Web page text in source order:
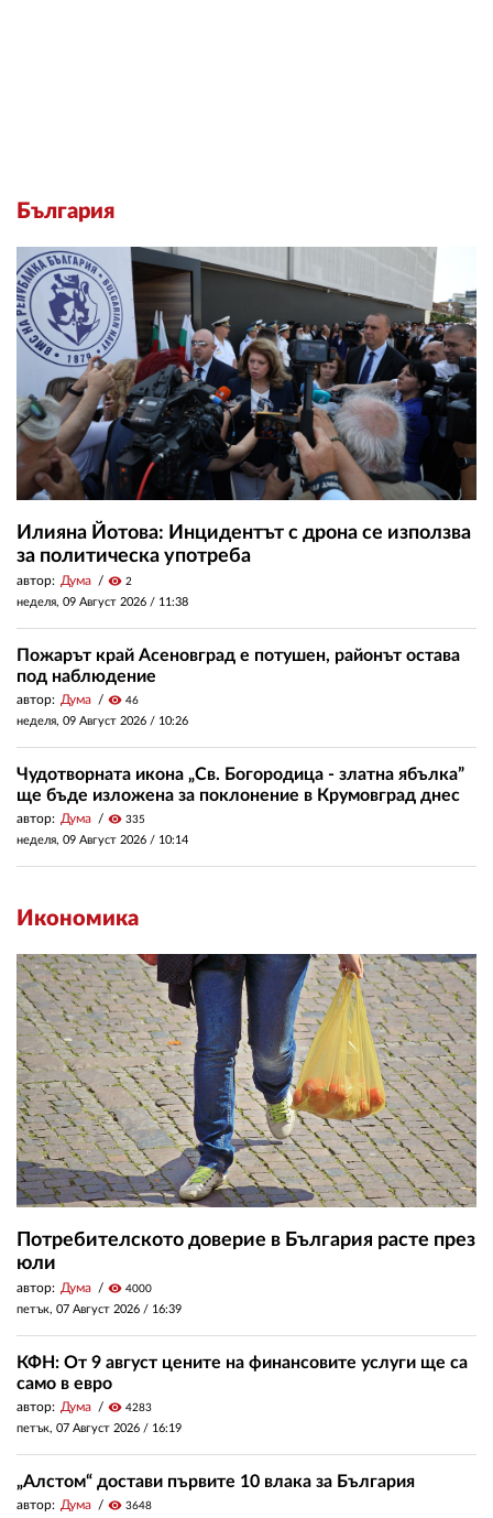
България
Илияна Йотова: Инцидентът с дрона се използва
за политическа употреба
автор: Дума visibility 2
неделя, 09 Август 2026 / 11:38
Пожарът край Асеновград е потушен, районът остава
под наблюдение
автор: Дума visibility 46
неделя, 09 Август 2026 / 10:26
Чудотворната икона „Св. Богородица - златна ябълка”
ще бъде изложена за поклонение в Крумовград днес
автор: Дума visibility 335
неделя, 09 Август 2026 / 10:14
Икономика
Потребителското доверие в България расте през
юли
автор: Дума visibility 4000
петък, 07 Август 2026 / 16:39
КФН: От 9 август цените на финансовите услуги ще са
само в евро
автор: Дума visibility 4283
петък, 07 Август 2026 / 16:19
„Алстом“ достави първите 10 влака за България
автор: Дума visibility 3648